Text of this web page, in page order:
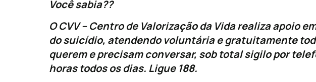
Você sabia??
O CVV – Centro de Valorização da Vida realiza apoio
do suicídio, atendendo voluntária e gratuitamente
querem e precisam conversar, sob total sigilo por
horas todos os dias. Ligue 188.